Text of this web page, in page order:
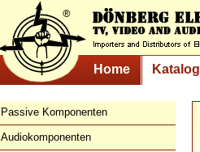
Home Katalog
Passive Komponenten
Audiokomponenten